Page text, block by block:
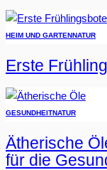
HEIM UND GARTENNATUR
Erste
GESUNDHEITNATUR
Ätherische
für die